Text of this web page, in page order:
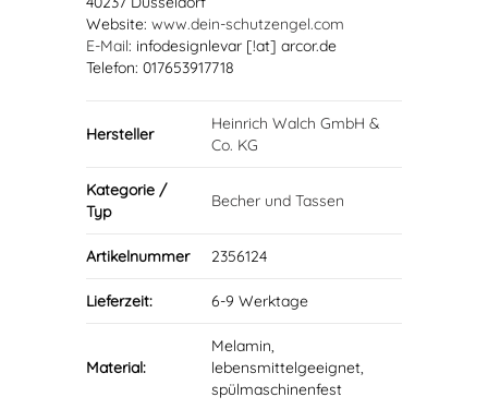
Website: www.dein-schutzengel.com
E-Mail: infodesignlevar [!at] arcor.de
Telefon: 017653917718
Hersteller
Heinrich Walch GmbH &
Co. KG
Kategorie /
Typ
Becher und Tassen
Artikelnummer 2356124
Lieferzeit: 6-9 Werktage
Material:
Melamin,
lebensmittelgeeignet,
spülmaschinenfest